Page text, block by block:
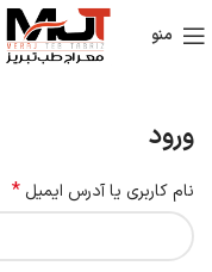
منو
ورود
نام کاربری یا آدرس ایمیل *